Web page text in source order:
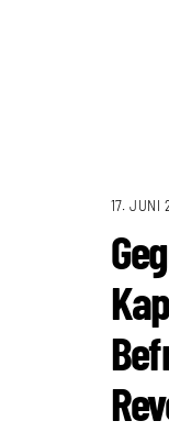
17. JUNI